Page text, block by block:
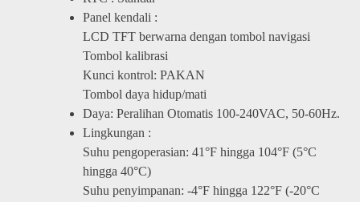
Panel kendali :
LCD TFT berwarna dengan tombol navigasi
Tombol kalibrasi
Kunci kontrol: PAKAN
Tombol daya hidup/mati
Daya: Peralihan Otomatis 100-240VAC, 50-60Hz.
Lingkungan :
Suhu pengoperasian: 41°F hingga 104°F (5°C
hingga 40°C)
Suhu penyimpanan: -4°F hingga 122°F (-20°C